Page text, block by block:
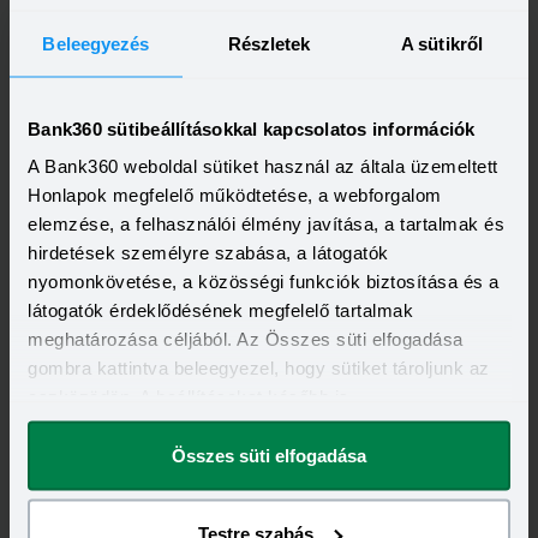
Beleegyezés Részletek A sütikről
Bank360 sütibeállításokkal kapcsolatos információk
A Bank360 weboldal sütiket használ az általa üzemeltett
Honlapok megfelelő működtetése, a webforgalom
elemzése, a felhasználói élmény javítása, a tartalmak és
hirdetések személyre szabása, a látogatók
nyomonkövetése, a közösségi funkciók biztosítása és a
látogatók érdeklődésének megfelelő tartalmak
meghatározása céljából. Az Összes süti elfogadása
gombra kattintva beleegyezel, hogy sütiket tároljunk az
megváltoztathatod.
Összes süti elfogadása
Testre szabás
2025-09-02
Államkincstár: az összes budapesti fiókban
lehet készpénzért állampapírt vásárolni
Mostantól készpénzes állampapír-adásvételi és -
pénztári szolgáltatás is elérhető a Magyar Államkincstár
Hattyú utcai fiókjában.
Elolvasom